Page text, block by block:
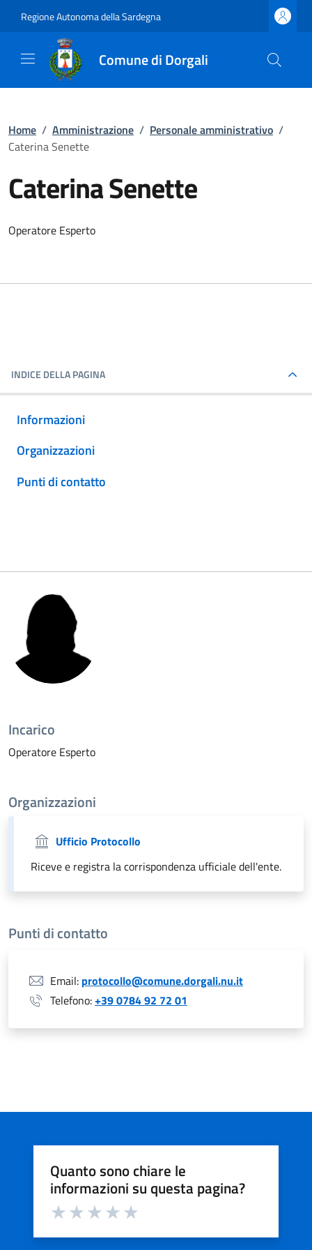
Regione Autonoma della Sardegna
Comune di Dorgali
Home / Amministrazione / Personale amministrativo /
Caterina Senette
Caterina Senette
Operatore Esperto
INDICE DELLA PAGINA
Informazioni
Organizzazioni
Punti di contatto
Incarico
Operatore Esperto
Organizzazioni
Ufficio Protocollo
Riceve e registra la corrispondenza ufficiale dell'ente.
Punti di contatto
Email: protocollo@comune.dorgali.nu.it
Telefono:+39 0784 92 72 01
Quanto sono chiare le
informazioni su questa pagina?
Valuta da 1 a 5 stelle la pagina